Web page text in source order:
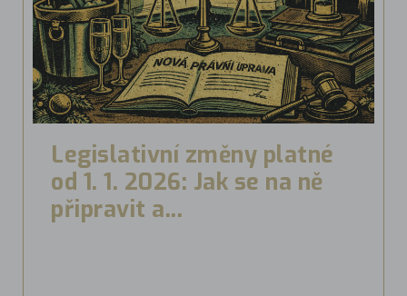
Legislativní změny platné
od 1. 1. 2026: Jak se na ně
připravit a...